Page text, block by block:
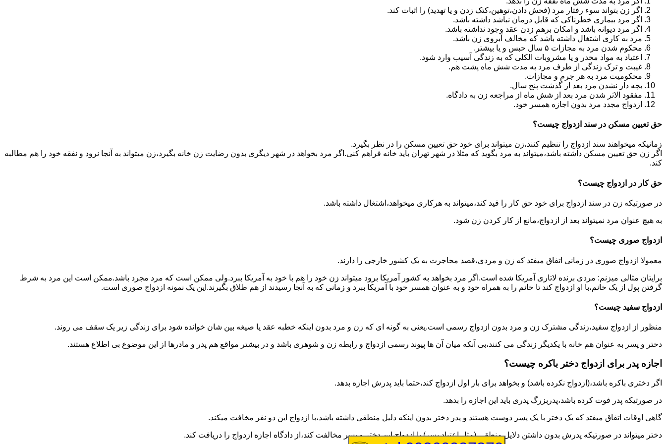
اگر زن بتواند سوء رفتار مرد (فحش دادن،توهین،کتک زدن و یا تهدید) را اثبات کند.
اگر مرد بیماری خطرناکی که قابل درمان نباشد داشته باشد.
اگر مرد دیوانه باشد و امکان برهم زدن عقد وجود نداشته باشد.
مرد به کاری اشتغال داشته باشد که مخالف آبروی زن باشد.
محکوم شدن مرد به مجازات ۵ سال حبس و یا بیشتر.
اعتیاد به مواد مخدر و یا مشروبات الکلی که به زندگی آسیب وارد شود.
غیبت و ترک زندگی از طرف مرد به مدت شش ماه پشت هم.
محکومیت مرد به هر جرم و مجازات.
بچه دار نشدن مرد بعد از گذشت پنج سال.
مفقود الاثر شدن مرد بعد از شش ماه از مراجعه زن به دادگاه.
ازدواج مجدد مرد بدون اجازه همسر خود.
حق تعیین مسکن در سند ازدواج چیست؟
زمانیکه میخواهند سند ازدواج را تنظیم کنند،زن میتواند برای خود حق تعیین مسکن را در نظر بگیرد.
اگر زن حق تعیین مسکن داشته باشد،میتواند به مرد بگوید که مثلا در شهر تهران باید خانه فراهم کنی.اگر مرد بخواهد در شهر دیگری بدون رضایت زن خانه بگیرد،زن میتواند به آنجا نرود و نفقه خود را هم مطالبه
کند.
حق کار در ازدواج چیست؟
در صورتیکه زن در سند ازدواج برای خود حق کار را قید کند،میتواند به هرکاری میخواهد،اشتغال داشته باشد.
به هیچ عنوان مرد نمیتواند بعد از ازدواج،مانع از کار کردن زن شود.
ازدواج صوری چیست؟
معمولا ازدواج صوری در زمانی اتفاق میفتد که زن و مردی،قصد محاجرت به یک کشور خارجی را دارند.
برایتان مثالی میزنم: مردی برنده لاتاری آمریکا شده است.اگر مرد بخواهد به کشور آمریکا برود میتواند زن خود را هم با خود به آمریکا ببرد.ولی ممکن است که مرد مجرد باشد.ممکن است این مرد به شرط
گرفتن پول از یک خانم،با او ازدواج کند تا خانم را به همراه خود و به عنوان همسر خود با آمریکا ببرد و زمانی که به آنجا رسیدند از هم طلاق بگیرند.این یک نمونه ازدواج صوری است.
ازدواج سفید چیست؟
منظور از ازدواج سفید،زندگی مشترک زن و مرد بدون ازدواج رسمی است.یعنی به گونه ای که زن و مرد بدون اینکه خطبه عقد یا صیغه بین شان خوانده شود برای زندگی زیر یک سقف می روند.
دختر و پسر به عنوان هم خانه با یکدیگر زندگی می کنند،بی آنکه میان آن ها پیوند رسمی ازدواج و رابطه زن و شوهری باشد و در بیشتر مواقع هم پدر و مادرها از این موضوع بی اطلاع هستند.
اجازه پدر برای ازدواج دختر باکره چیست؟
اگر دختری باکره باشد،(ازدواج نکرده باشد) و بخواهد برای بار اول ازدواج کند،حتما باید پدرش اجازه بدهد.
در صورتیکه پدر فوت کرده باشد،پدربزرگ پدری باید این اجازه را بدهد.
گاهی اوقات اتفاق میفتد که یک دختر با یک پسر دوست هستند و پدر دختر بدون اینکه دلیل منطقی داشته باشد،با ازدواج این دو نفر مخافت میکند.
دختر میتواند در صورتیکه پدرش بدون داشتن دلایل منطقی (مثل اعتیاد پسر) با ازدواج این دختر و پسر مخالفت کند،از دادگاه اجازه ازدواج را دریافت کند.